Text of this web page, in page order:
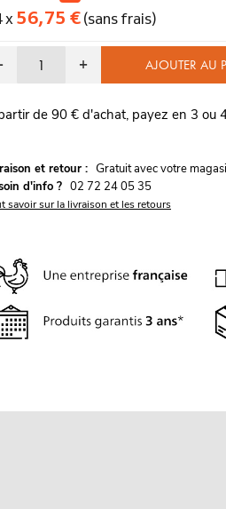
x 56,75 €(sans frais)
+ AJOUTER AU
de 90 € d'achat, payez en 3 ou
et retour : Gratuit avec votre
d'info ? 02 72 24 05 35
savoir sur la livraison et les retours